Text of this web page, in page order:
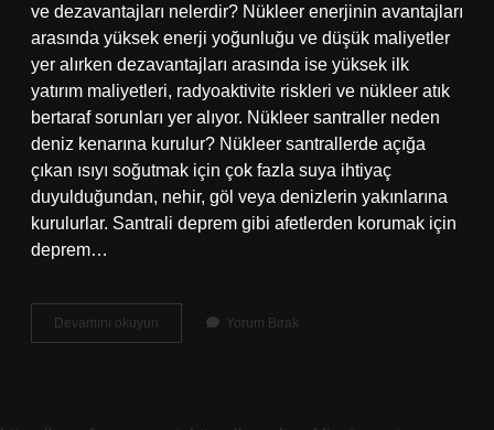
ve dezavantajları nelerdir? Nükleer enerjinin avantajları
arasında yüksek enerji yoğunluğu ve düşük maliyetler
yer alırken dezavantajları arasında ise yüksek ilk
yatırım maliyetleri, radyoaktivite riskleri ve nükleer atık
bertaraf sorunları yer alıyor. Nükleer santraller neden
deniz kenarına kurulur? Nükleer santrallerde açığa
çıkan ısıyı soğutmak için çok fazla suya ihtiyaç
duyulduğundan, nehir, göl veya denizlerin yakınlarına
kurulurlar. Santrali deprem gibi afetlerden korumak için
deprem…
Devamını okuyun
Santral
Yorum Bırak